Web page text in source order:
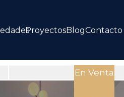
ProyectosBlogContacto
En Venta